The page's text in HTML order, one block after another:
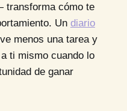
transforma cómo te
Un diario
menos una tarea y
ti mismo cuando lo
de ganar